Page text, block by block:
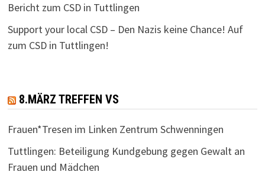
Bericht zum CSD in Tuttlingen
Support your local CSD – Den Nazis keine Chance! Auf
zum CSD in Tuttlingen!
8.MÄRZ TREFFEN VS
Frauen*Tresen im Linken Zentrum Schwenningen
Tuttlingen: Beteiligung Kundgebung gegen Gewalt an
Frauen und Mädchen